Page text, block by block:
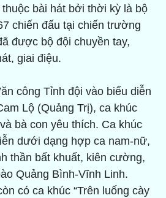
bài hát bởi thời kỳ là bộ
chiến đấu tại chiến trường
được bộ đội chuyền tay,
giai điệu.
công Tỉnh đội vào biểu diễn
Lộ (Quảng Trị), ca khúc
bà con yêu thích. Ca khúc
dưới dạng hợp ca nam-nữ,
thần bất khuất, kiên cường,
Quảng Bình-Vĩnh Linh.
có ca khúc “Trên luống cày